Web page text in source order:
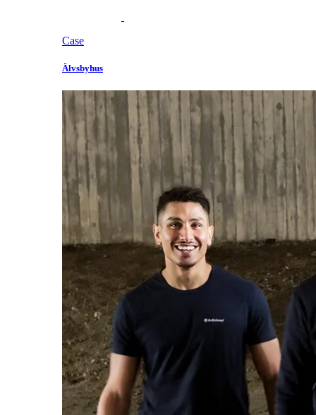
Case
Älvsbyhus